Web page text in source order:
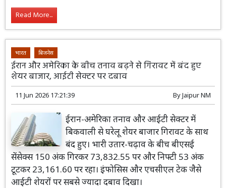
Read More...
भारत बिजनेस
ईरान और अमेरिका के बीच तनाव बढ़ने से गिरावट में बंद हुए
शेयर बाजार, आईटी सेक्टर पर दबाव
11 Jun 2026 17:21:39 ByJaipur NM
ईरान-अमेरिका तनाव और आईटी सेक्टर में
बिकवाली से घरेलू शेयर बाजार गिरावट के साथ
बंद हुए। भारी उतार-चढ़ाव के बीच बीएसई
सेंसेक्स 150 अंक गिरकर 73,832.55 पर और निफ्टी 53 अंक
टूटकर 23,161.60 पर रहा। इंफोसिस और एचसीएल टेक जैसे
आईटी शेयरों पर सबसे ज्यादा दबाव दिखा।